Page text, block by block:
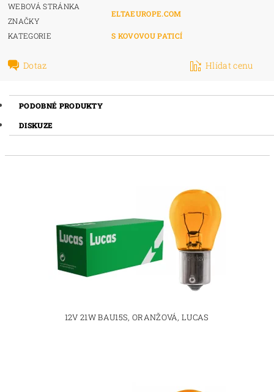
WEBOVÁ STRÁNKA
ZNAČKY
ELTAEUROPE.COM
KATEGORIE S KOVOVOU PATICÍ
Dotaz Hlídat cenu
PODOBNÉ PRODUKTY
DISKUZE
12V 21W BAU15S, ORANŽOVÁ, LUCAS